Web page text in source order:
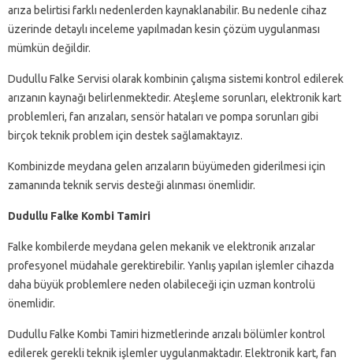
arıza belirtisi farklı nedenlerden kaynaklanabilir. Bu nedenle cihaz
üzerinde detaylı inceleme yapılmadan kesin çözüm uygulanması
mümkün değildir.
Dudullu Falke Servisi olarak kombinin çalışma sistemi kontrol edilerek
arızanın kaynağı belirlenmektedir. Ateşleme sorunları, elektronik kart
problemleri, fan arızaları, sensör hataları ve pompa sorunları gibi
birçok teknik problem için destek sağlamaktayız.
Kombinizde meydana gelen arızaların büyümeden giderilmesi için
zamanında teknik servis desteği alınması önemlidir.
Dudullu Falke Kombi Tamiri
Falke kombilerde meydana gelen mekanik ve elektronik arızalar
profesyonel müdahale gerektirebilir. Yanlış yapılan işlemler cihazda
daha büyük problemlere neden olabileceği için uzman kontrolü
önemlidir.
Dudullu Falke Kombi Tamiri hizmetlerinde arızalı bölümler kontrol
edilerek gerekli teknik işlemler uygulanmaktadır. Elektronik kart, fan